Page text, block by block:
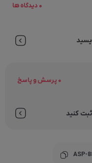
0 دیدگاه ها
0 پرسش و پاسخ
کنید
ASP-